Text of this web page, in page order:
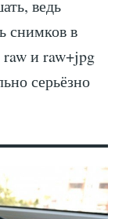
ведь
снимков в
и raw+jpg
серьёзно